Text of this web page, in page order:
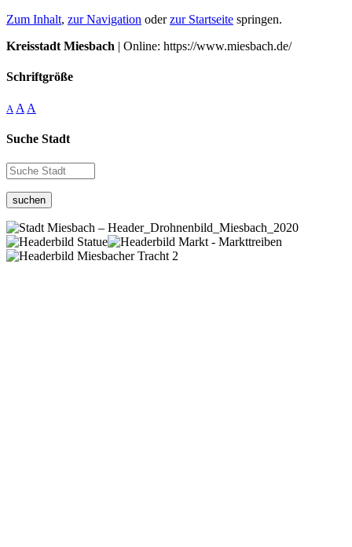
Zum Inhalt, zur Navigation oderzur Startseite springen.
Kreisstadt Miesbach | Online: https://www.miesbach.de/
Schriftgröße
A A A
Suche Stadt
suchen